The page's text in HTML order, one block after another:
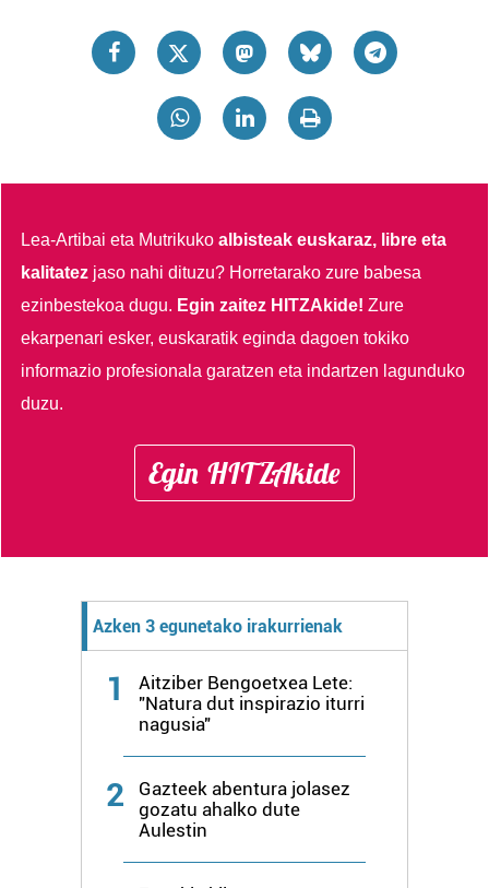
Lea-Artibai eta Mutrikukoalbisteak euskaraz, libre eta
kalitatez jaso nahi dituzu? Horretarako zure babesa
ezinbestekoa dugu. Egin zaitez HITZAkide!Zure
ekarpenari esker, euskaratik eginda dagoen tokiko
informazio profesionala garatzen eta indartzen lagunduko
duzu.
Egin HITZAkide
Azken 3 egunetako irakurrienak
1
Aitziber Bengoetxea Lete:
"Natura dut inspirazio iturri
nagusia"
2
Gazteek abentura jolasez
gozatu ahalko dute
Aulestin